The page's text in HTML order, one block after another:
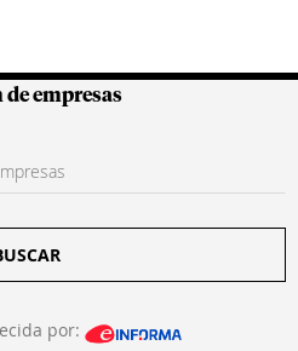
Colombianas
empresas
por: